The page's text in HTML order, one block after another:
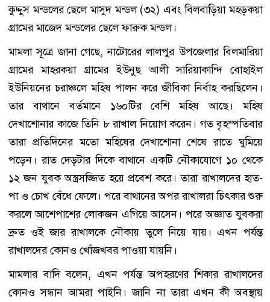
কুদ্দুস মন্ডলের ছেলে মাসুদ মন্ডল (৩২) এবং বিলবাড়িয়া মহড়কয়া
গ্রামের মাজেদ মন্ডলের ছেলে ফারুক মন্ডল।
মামলা সূত্রে জানা গেছে, নাটোরের লালপুর উপজেলার বিলমারিয়া
গ্রামের মাহরকয়া গ্রামের ইউনুছ আলী সারিয়াকান্দি বোহাইল
ইউনিয়নের চরাঞ্চলে মহিষ পালন করে জীবিকা নির্বাহ করছিলেন।
তার বাথানে বর্তমানে ১৬০টির বেশি মহিষ আছে। মহিষ
দেখাশোনার কাজে তিনি ৮ রাখাল নিয়োগ করেন। গত বৃহস্পতিবার
তারা প্রতিদিনের মতো মহিষের দেখাশোনা শেষে রাতে ঘুমিয়ে
পড়েন। রাত দেড়টার দিকে বাথানে একটি নৌকাযোগে ১০ থেকে
১২ জন যুবক অস্ত্রসজ্জিত হয়ে প্রবেশ করে। তারা রাখালদের হাত-
পা ও চোখ বেঁধে ফেলে। পরে বাথানের অপর রাখালরা চিৎকার শুরু
করলে আশেপাশের লোকজন এগিয়ে আসেন। পরে অজ্ঞাত যুবকরা
দ্রুত ওই জার রাখালকে নৌকায় তুলে নিয়ে যায়। এখন পর্যন্ত
রাখালদের কোনও খোঁজখবর পাওয়া যায়নি।
মামলার বাদি বলেন, এখন পর্যন্ত অপহরণের শিকার রাখালদের
কোনও সন্ধান আমরা পাইনি। জানি না তারা এখন কী অবস্থায়